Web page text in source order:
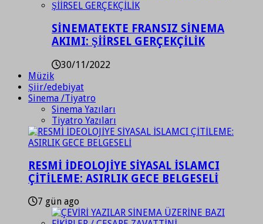
SİNEMATEKTE FRANSIZ SİNEMA
AKIMI: ŞİİRSEL GERÇEKÇİLİK
30/11/2022
Müzik
Şiir/edebiyat
Sinema /Tiyatro
Sinema Yazıları
Tiyatro Yazıları
RESMİ İDEOLOJİYE SİYASAL İSLAMCI
ÇİTİLEME: ASIRLIK GECE BELGESELİ
7 gün ago